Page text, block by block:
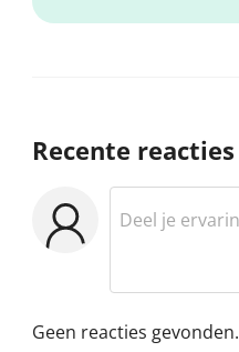
Recente reacties
Geen reacties gevonden.